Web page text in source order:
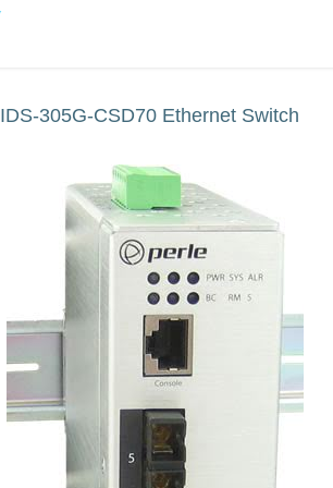
IDS-305G-CSD70 Ethernet Switch